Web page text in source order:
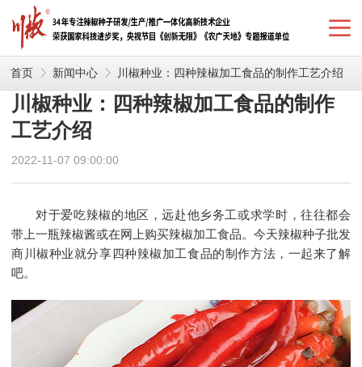
首页 新闻中心 川椒种业：四种辣椒加工食品的制作工艺介绍
川椒种业：四种辣椒加工食品的制作
工艺介绍
2022-11-07 09:00:00
对于爱吃辣椒的地区，远赴他乡务工或求学时，往往都会
带上一瓶辣椒酱或在网上购买辣椒加工食品。今天辣椒种子批发
商川椒种业就分享四种辣椒加工食品的制作方法，一起来了解
吧。